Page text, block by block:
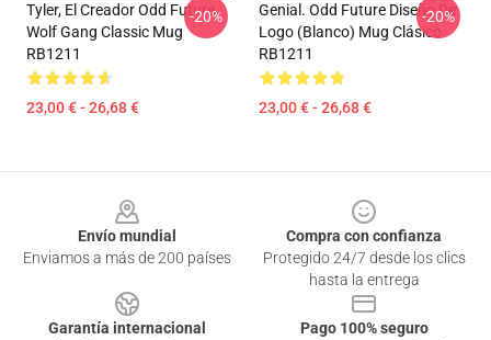
Tyler, El Creador Odd Future
Wolf Gang Classic Mug
RB1211
23,00 € - 26,68 €
-20%
Genial. Odd Future Diseño De
Logo (blanco) Mug Clásico
RB1211
23,00 € - 26,68 €
-20%
Envío mundial
Enviamos a más de 200 países
Compra con confianza
Protegido 24/7 desde los clics
hasta la entrega
Garantía internacional
Pago 100% seguro